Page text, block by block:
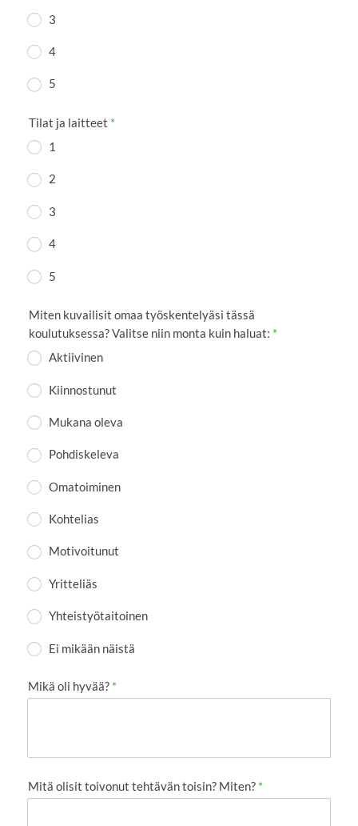
3
4
5
Tilat ja laitteet *
1
2
3
4
5
Miten kuvailisit omaa työskentelyäsi tässä
koulutuksessa? Valitse niin monta kuin haluat: *
Aktiivinen
Kiinnostunut
Mukana oleva
Pohdiskeleva
Omatoiminen
Kohtelias
Motivoitunut
Yritteliäs
Yhteistyötaitoinen
Ei mikään näistä
Mikä oli hyvää? *
Mitä olisit toivonut tehtävän toisin? Miten? *